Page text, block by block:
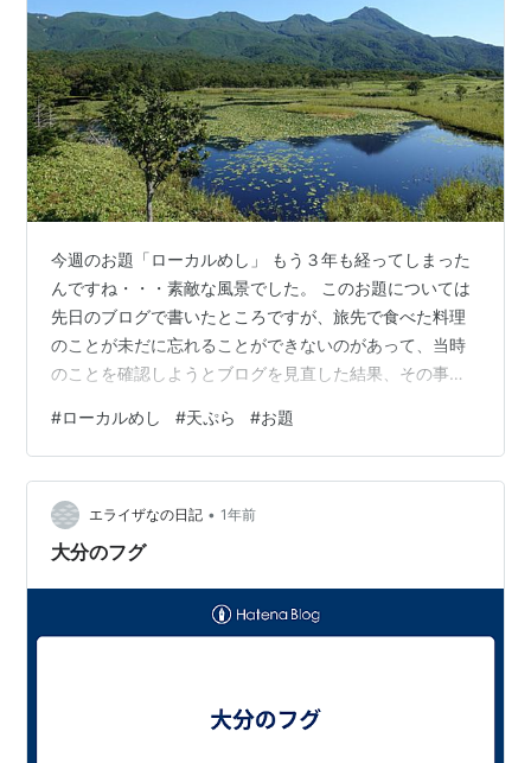
今週のお題「ローカルめし」 もう３年も経ってしまった
んですね・・・素敵な風景でした。 このお題については
先日のブログで書いたところですが、旅先で食べた料理
のことが未だに忘れることができないのがあって、当時
のことを確認しようとブログを見直した結果、その事が
忘れられないっていっても、ローカルめしのほうじゃな
くて食べたお店のほうなんですけどねｗｗｗｗ 時は２０
２２年９月のある日の出来事。 食べた料理は天ぷら。 食
べた場所は北海道の某地方都市の繁華街。 その店に入っ
たきっかけは、食べログの評価が高かったから。 その日
#ローカルめし #天ぷら #お題
エライザなの日記 • 1年前
大分のフグ